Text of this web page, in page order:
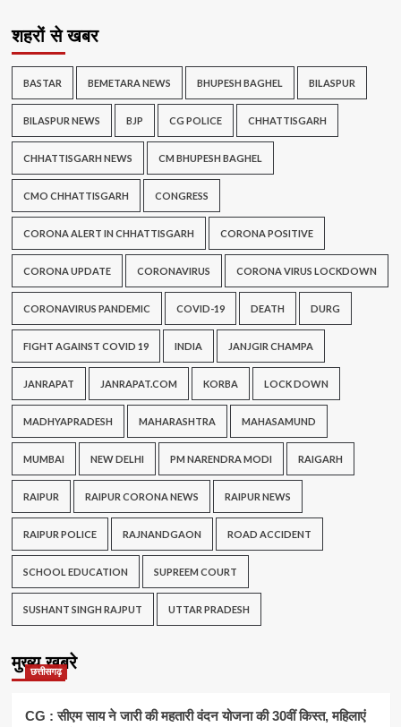
शहरों से खबर
BASTAR BEMETARA NEWS BHUPESH BAGHEL BILASPUR
BILASPUR NEWS BJP CG POLICE CHHATTISGARH
CHHATTISGARH NEWS CM BHUPESH BAGHEL
CMO CHHATTISGARH CONGRESS
CORONA ALERT IN CHHATTISGARH CORONA POSITIVE
CORONA UPDATE CORONAVIRUS CORONA VIRUS LOCKDOWN
CORONAVIRUS PANDEMIC COVID-19 DEATH DURG
FIGHT AGAINST COVID 19 INDIA JANJGIR CHAMPA
JANRAPAT JANRAPAT.COM KORBA LOCK DOWN
MADHYAPRADESH MAHARASHTRA MAHASAMUND
MUMBAI NEW DELHI PM NARENDRA MODI RAIGARH
RAIPUR RAIPUR CORONA NEWS RAIPUR NEWS
RAIPUR POLICE RAJNANDGAON ROAD ACCIDENT
SCHOOL EDUCATION SUPREEM COURT
SUSHANT SINGH RAJPUT UTTAR PRADESH
मुख्य खबरे
छत्तीसगढ़
CG : सीएम साय ने जारी की महतारी वंदन योजना की 30वीं किस्त, महिलाएं